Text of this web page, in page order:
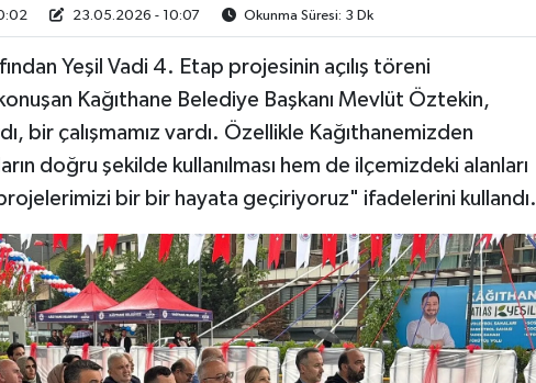
23.05.2026 - 10:07 Okunma Süresi: 3 Dk
Yeşil Vadi 4. Etap projesinin açılış töreni
Kağıthane Belediye Başkanı Mevlüt Öztekin,
bir çalışmamız vardı. Özellikle Kağıthanemizden
doğru şekilde kullanılması hem de ilçemizdeki alanları
bir bir hayata geçiriyoruz" ifadelerini kullandı.